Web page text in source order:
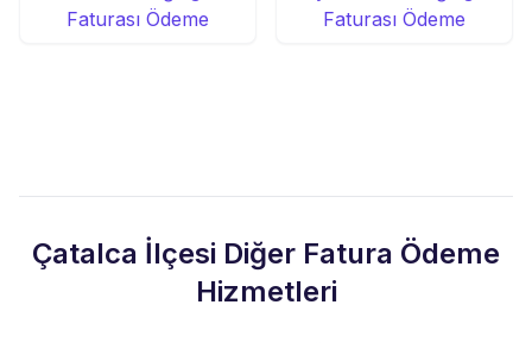
Faturası Ödeme
Faturası Ödeme
Çatalca İlçesi Diğer Fatura Ödeme
Hizmetleri